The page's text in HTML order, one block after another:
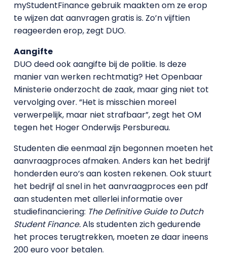
myStudentFinance gebruik maakten om ze erop
te wijzen dat aanvragen gratis is. Zo’n vijftien
reageerden erop, zegt DUO.
Aangifte
DUO deed ook aangifte bij de politie. Is deze
manier van werken rechtmatig? Het Openbaar
Ministerie onderzocht de zaak, maar ging niet tot
vervolging over. “Het is misschien moreel
verwerpelijk, maar niet strafbaar”, zegt het OM
tegen het Hoger Onderwijs Persbureau.
Studenten die eenmaal zijn begonnen moeten het
aanvraagproces afmaken. Anders kan het bedrijf
honderden euro’s aan kosten rekenen. Ook stuurt
het bedrijf al snel in het aanvraagproces een pdf
aan studenten met allerlei informatie over
studiefinanciering: The Definitive Guide to Dutch
Student Finance.Als studenten zich gedurende
het proces terugtrekken, moeten ze daar ineens
200 euro voor betalen.